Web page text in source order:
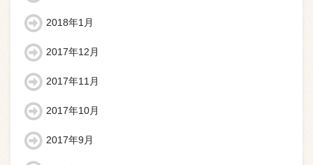
2018年1月
2017年12月
2017年11月
2017年10月
2017年9月